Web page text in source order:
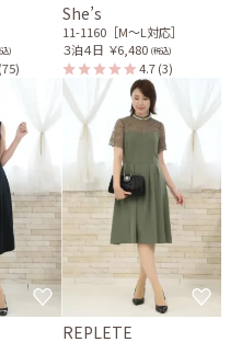
)
(75)
She’s
11-1160［M〜L対応］
３泊４日 ￥6,480 (税込)
4.7(3)
REPLETE